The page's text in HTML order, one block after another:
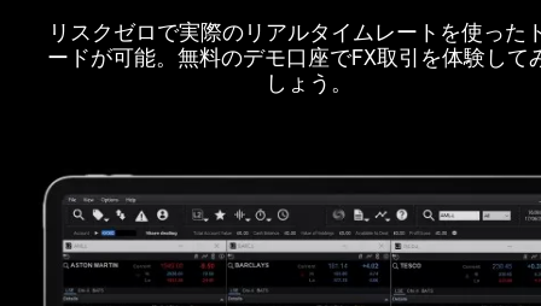
リスクゼロで実際のリアルタイムレートを使った
ードが可能。無料のデモ口座でFX取引を体験して
しょう。